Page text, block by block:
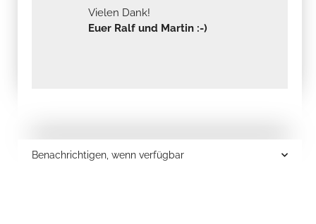
Vielen Dank!
Euer Ralf und Martin :-)
Benachrichtigen, wenn verfügbar